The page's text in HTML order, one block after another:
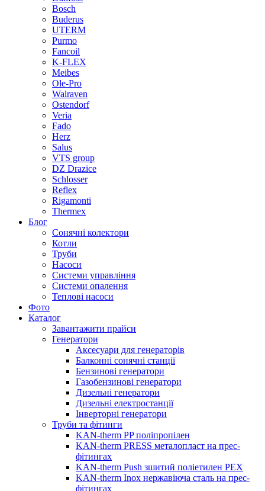
Bosch
Buderus
UTERM
Purmo
Fancoil
K-FLEX
Meibes
Ole-Pro
Walraven
Ostendorf
Veria
Fado
Herz
Salus
VTS group
DZ Drazice
Schlosser
Reflex
Rigamonti
Thermex
Блог
Сонячні колектори
Котли
Труби
Насоси
Системи управління
Системи опалення
Теплові насоси
Фото
Каталог
Завантажити прайси
Генератори
Аксесуари для генераторів
Балконні сонячні станції
Бензинові генератори
Газобензинові генератори
Дизельні генератори
Дизельні електростанції
Інверторні генератори
Труби та фітинги
KAN-therm PP поліпропілен
KAN-therm PRESS металопласт на прес-
фітингах
KAN-therm Push зшитий поліетилен PEX
KAN-therm Inox нержавіюча сталь на прес-
фітингах